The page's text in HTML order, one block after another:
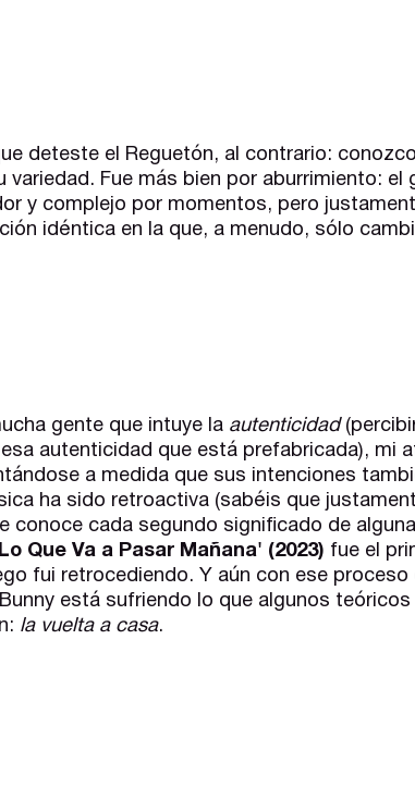
deteste el Reguetón, al contrario:
variedad. Fue más bien por aburrimiento: el
y complejo por momentos, pero
idéntica en la que, a menudo, sólo
gente que intuye la autenticidad
autenticidad que está prefabricada), mi
a medida que sus intenciones
ha sido retroactiva (sabéis que
conoce cada segundo significado de
Que Va a Pasar Mañana' (2023) fue el
fui retrocediendo. Y aún con ese proceso
está sufriendo lo que algunos
la vuelta a casa.